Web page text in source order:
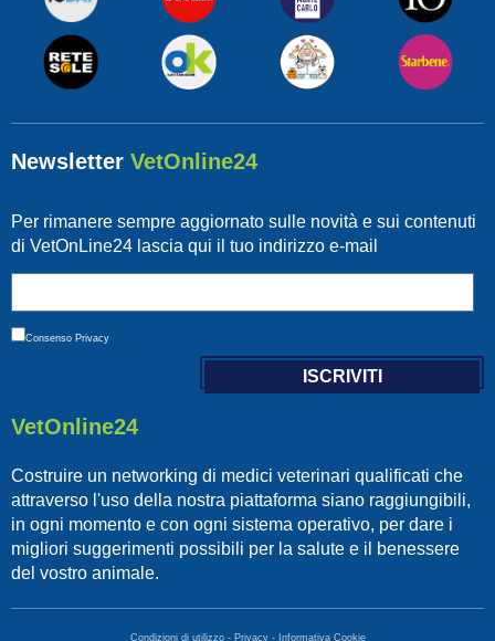
Newsletter VetOnline24
Per rimanere sempre aggiornato sulle novità e sui contenuti
di VetOnLine24 lascia qui il tuo indirizzo e-mail
Consenso Privacy
VetOnline24
Costruire un networking di medici veterinari qualificati che
attraverso l'uso della nostra piattaforma siano raggiungibili,
in ogni momento e con ogni sistema operativo, per dare i
migliori suggerimenti possibili per la salute e il benessere
del vostro animale.
Condizioni di utilizzo- Privacy- Informativa Cookie